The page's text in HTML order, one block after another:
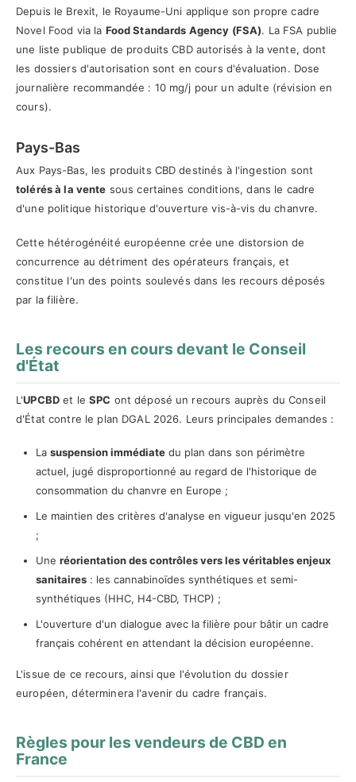
Depuis le Brexit, le Royaume-Uni applique son propre cadre
Novel Food via la Food Standards Agency (FSA). La FSA publie
une liste publique de produits CBD autorisés à la vente, dont
les dossiers d'autorisation sont en cours d'évaluation. Dose
journalière recommandée : 10 mg/j pour un adulte (révision en
cours).
Pays-Bas
Aux Pays-Bas, les produits CBD destinés à l'ingestion sont
tolérés à la vente sous certaines conditions, dans le cadre
d'une politique historique d'ouverture vis-à-vis du chanvre.
Cette hétérogénéité européenne crée une distorsion de
concurrence au détriment des opérateurs français, et
constitue l'un des points soulevés dans les recours déposés
par la filière.
Les recours en cours devant le Conseil
d'État
L'UPCBDet le SPC ont déposé un recours auprès du Conseil
d'État contre le plan DGAL 2026. Leurs principales demandes :
La suspension immédiate du plan dans son périmètre
actuel, jugé disproportionné au regard de l'historique de
consommation du chanvre en Europe ;
Le maintien des critères d'analyse en vigueur jusqu'en 2025
;
Une réorientation des contrôles vers les véritables enjeux
sanitaires : les cannabinoïdes synthétiques et semi-
synthétiques (HHC, H4-CBD, THCP) ;
L'ouverture d'un dialogue avec la filière pour bâtir un cadre
français cohérent en attendant la décision européenne.
L'issue de ce recours, ainsi que l'évolution du dossier
européen, déterminera l'avenir du cadre français.
Règles pour les vendeurs de CBD en
France